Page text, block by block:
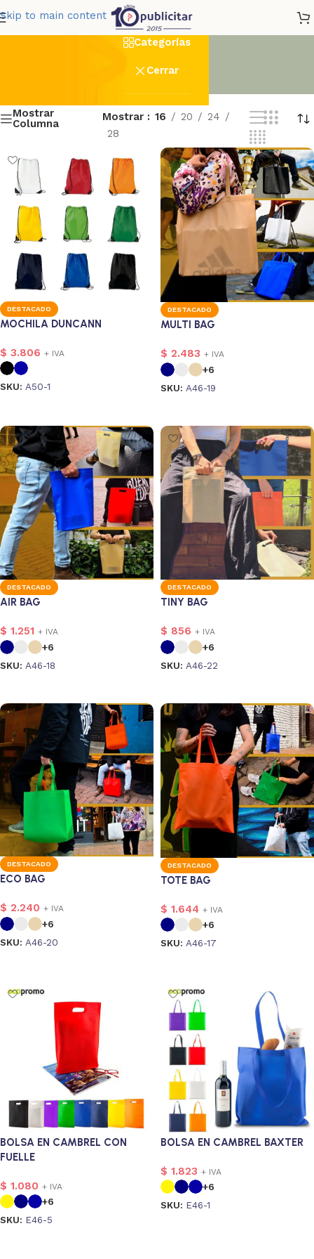
Skip to main content
Categorías
Cerrar
Mostrar
Columna
Mostrar 16 20
24
28
DESTACADO
MOCHILA DUNCANN
$ 3.806 + IVA
SKU: A50-1
DESTACADO
MULTI BAG
$ 2.483 + IVA
+6
SKU: A46-19
DESTACADO
AIR BAG
$ 1.251 + IVA
+6
SKU: A46-18
DESTACADO
TINY BAG
$ 856 + IVA
+6
SKU: A46-22
DESTACADO
ECO BAG
$ 2.240 + IVA
+6
SKU: A46-20
DESTACADO
TOTE BAG
$ 1.644 + IVA
+6
SKU: A46-17
BOLSA EN CAMBREL CON
FUELLE
$ 1.080 + IVA
+6
SKU: E46-5
BOLSA EN CAMBREL BAXTER
$ 1.823 + IVA
+6
SKU: E46-1